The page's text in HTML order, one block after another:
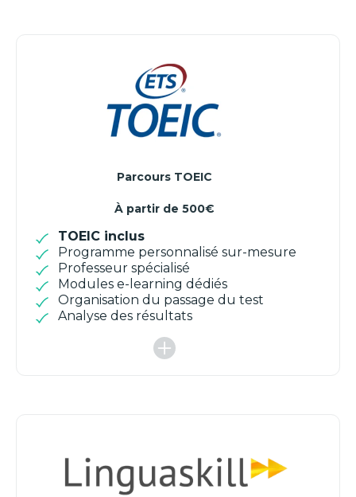
Parcours TOEIC
À partir de 500€
TOEIC inclus
Programme personnalisé sur-mesure
Professeur spécialisé
Modules e-learning dédiés
Organisation du passage du test
Analyse des résultats